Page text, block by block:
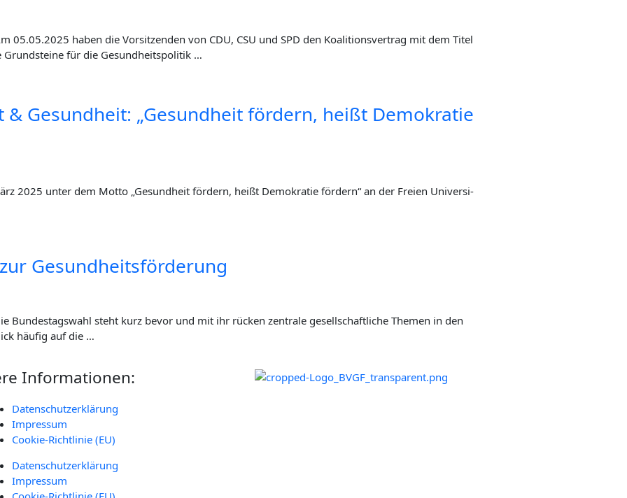
haben die Vor­sit­zen­den von CDU, CSU und SPD den Koali­ti­ons­ver­trag mit dem Titel
Grund­stei­ne für die Gesund­heits­po­li­tik …
& Gesund­heit: „Gesund­heit för­dern, heißt Demo­kra­tie
2025 unter dem Mot­to „Gesund­heit för­dern, heißt Demo­kra­tie för­dern“ an der Frei­en Uni­ver­si­
Gesundheitsförderung
Bun­des­tags­wahl steht kurz bevor und mit ihr rücken zen­tra­le gesell­schaft­li­che The­men in den
häu­fig auf die …
Informationen:
Daten­schutz­er­klä­rung
Impres­sum
Coo­kie-Rich­t­­li­­nie (EU)
Daten­schutz­er­klä­rung
Impres­sum